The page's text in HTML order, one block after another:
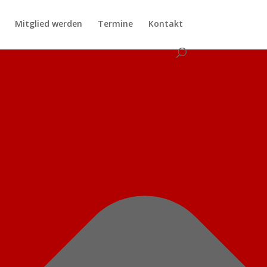
Mitglied werden Termine Kontakt